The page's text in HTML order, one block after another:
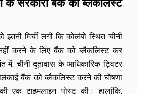
मिर्ची लगी कि कोलंबो स्थित चीनी
करने के लिए बैंक को ब्लैकलिस्ट कर
में, चीनी दूतावास के आधिकारिक ट्विटर
बैंक को ब्लैकलिस्ट करने की घोषणा
एक टाइमलाइन पोस्ट की। हालांकि,